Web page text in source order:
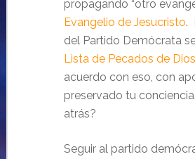
propagando “otro
Evangelio de Jesucristo.
del Partido Demócrata
Lista de Pecados de Dios
acuerdo con eso, con
preservado tu
atrás?
Seguir al partido